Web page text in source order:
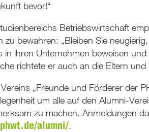
bevor!“
Betriebswirtschaft
zu bewahren: „Bleiben Sie
ihren Unternehmen beweisen
richtete er auch an die Eltern und
„Freunde und Förderer der
um alle auf den Alumni-
zu machen. Anmeldungen
alumni/.